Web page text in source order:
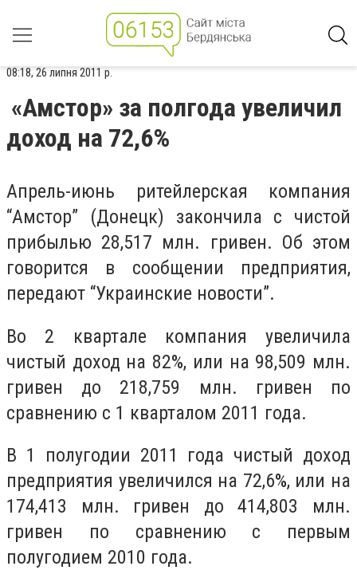
08:18, 26 липня 2011 р.
«Амстор» за полгода увеличил
доход на 72,6%
Апрель-июнь ритейлерская компания
“Амстор” (Донецк) закончила с чистой
прибылью 28,517 млн. гривен. Об этом
говорится в сообщении предприятия,
передают “Украинские новости”.
Во 2 квартале компания увеличила
чистый доход на 82%, или на 98,509 млн.
гривен до 218,759 млн. гривен по
сравнению с 1 кварталом 2011 года.
В 1 полугодии 2011 года чистый доход
предприятия увеличился на 72,6%, или на
174,413 млн. гривен до 414,803 млн.
гривен по сравнению с первым
полугодием 2010 года.